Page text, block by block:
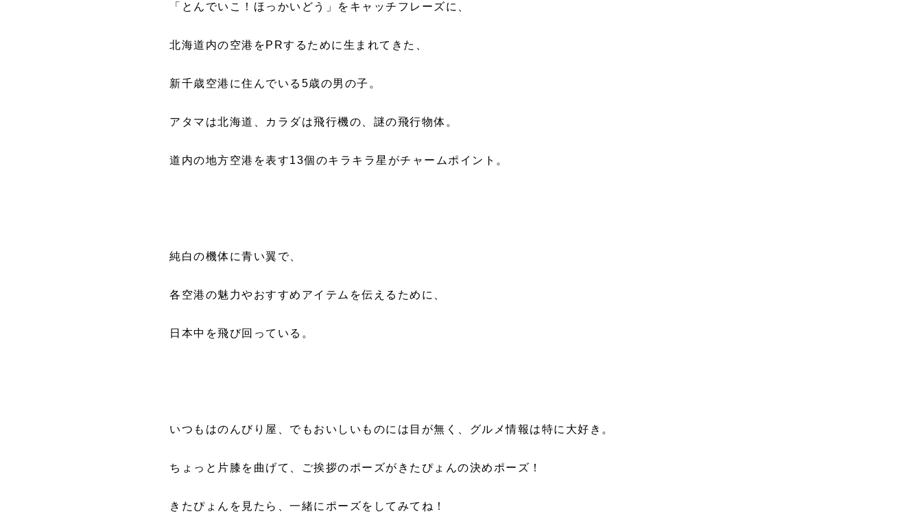
「とんでいこ！ほっかいどう」をキャッチフレーズに、
北海道内の空港をPRするために生まれてきた、
新千歳空港に住んでいる5歳の男の子。
アタマは北海道、カラダは飛行機の、謎の飛行物体。
道内の地方空港を表す13個のキラキラ星がチャームポイント。
純白の機体に青い翼で、
各空港の魅力やおすすめアイテムを伝えるために、
日本中を飛び回っている。
いつもはのんびり屋、でもおいしいものには目が無く、グルメ情報は特に大好き。
ちょっと片膝を曲げて、ご挨拶のポーズがきたぴょんの決めポーズ！
きたぴょんを見たら、一緒にポーズをしてみてね！